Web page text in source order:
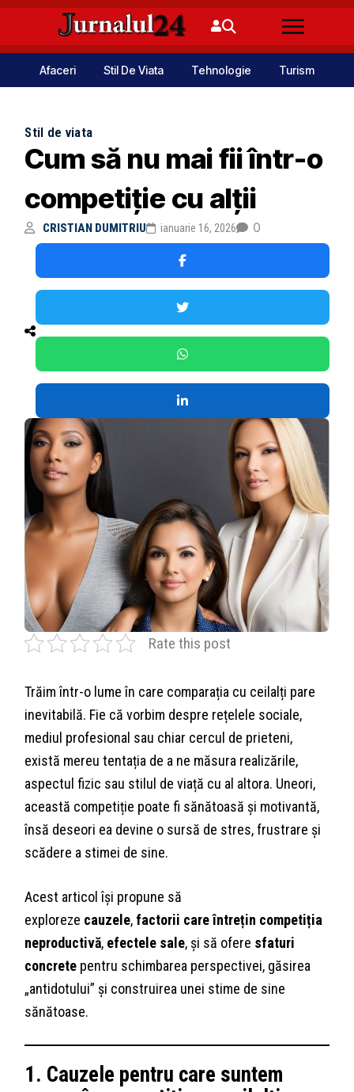
Afaceri Stil De Viata Tehnologie Turism
Stil de viata
Cum să nu mai fii într-o
competiție cu alții
CRISTIAN DUMITRIU ianuarie 16, 2026 0
Rate this post
Trăim într-o lume în care comparația cu ceilalți pare
inevitabilă. Fie că vorbim despre rețelele sociale,
mediul profesional sau chiar cercul de prieteni,
există mereu tentația de a ne măsura realizările,
aspectul fizic sau stilul de viață cu al altora. Uneori,
această competiție poate fi sănătoasă și motivantă,
însă deseori ea devine o sursă de stres, frustrare și
scădere a stimei de sine.
Acest articol își propune să
exploreze cauzele,factorii care întrețin competiția
neproductivă, efectele sale, și să ofere sfaturi
concrete pentru schimbarea perspectivei, găsirea
„antidotului” și construirea unei stime de sine
sănătoase.
1. Cauzele pentru care suntem